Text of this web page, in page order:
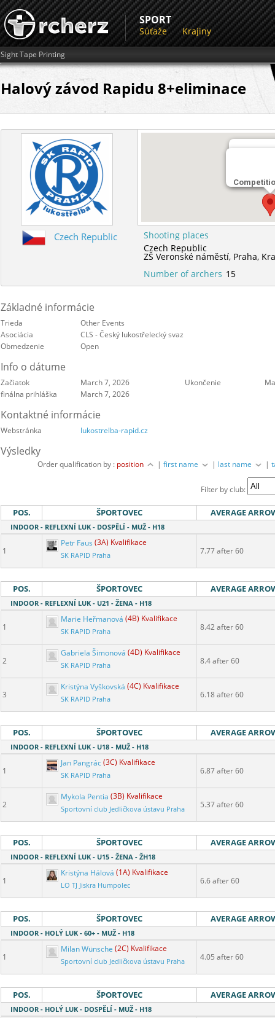
SPORT
Súťaže Krajiny
Sight Tape Printing
Halový závod Rapidu 8+eliminace
ZŠ
Czech Republic
Shooting places
Czech Republic
ZŠ Veronské náměstí, Praha,
Number of archers 15
Základné informácie
Trieda
Other Events
Asociácia
CLS - Český lukostřelecký svaz
Obmedzenie
Open
Info o dátume
Začiatok March 7, 2026 Ukončenie
finálna prihláška
March 7, 2026
Kontaktné informácie
Webstránka lukostrelba-rapid.cz
Výsledky
Order qualification by : position |first name | last name |
Filter by club:
POS. ŠPORTOVEC AVERAGE
INDOOR - REFLEXNÍ LUK - DOSPĚLÍ - MUŽ - H18
1
Petr Faus (3A) Kvalifikace
SK RAPID Praha 7.77 after 60
POS. ŠPORTOVEC AVERAGE
INDOOR - REFLEXNÍ LUK - U21 - ŽENA - H18
1
Marie Heřmanová (4B) Kvalifikace
SK RAPID Praha 8.42 after 60
2
Gabriela Šimonová (4D) Kvalifikace
SK RAPID Praha 8.4 after 60
3
Kristýna Vyškovská (4C) Kvalifikace
SK RAPID Praha 6.18 after 60
POS. ŠPORTOVEC AVERAGE
INDOOR - REFLEXNÍ LUK - U18 - MUŽ - H18
1
Jan Pangrác(3C) Kvalifikace
SK RAPID Praha 6.87 after 60
2
Mykola Pentia (3B) Kvalifikace
Sportovní club Jedličkova ústavu Praha 5.37 after 60
POS. ŠPORTOVEC AVERAGE
INDOOR - REFLEXNÍ LUK - U15 - ŽENA - ŽH18
1
Kristýna Hálová (1A) Kvalifikace
LO TJ Jiskra Humpolec 6.6 after 60
POS. ŠPORTOVEC AVERAGE
INDOOR - HOLÝ LUK - 60+ - MUŽ - H18
1
Milan Wünsche (2C) Kvalifikace
Sportovní club Jedličkova ústavu Praha 4.05 after 60
POS. ŠPORTOVEC AVERAGE
INDOOR - HOLÝ LUK - DOSPĚLÍ - MUŽ - H18